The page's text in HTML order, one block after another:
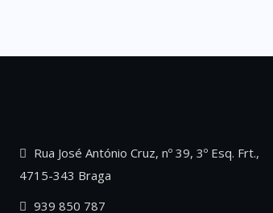
Rua José António Cruz, nº 39, 3º Esq. Frt.,
4715-343 Braga
939 850 787